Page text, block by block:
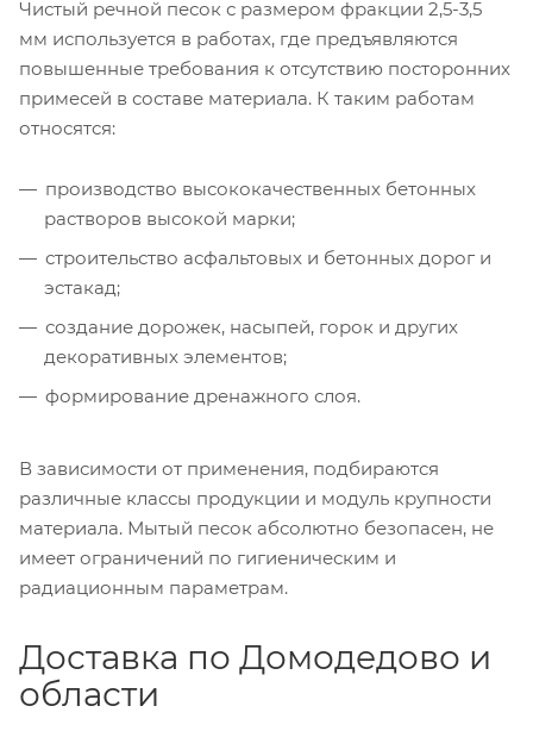
Чистый речной песок с размером фракции 2,5-3,5
мм используется в работах, где предъявляются
повышенные требования к отсутствию посторонних
примесей в составе материала. К таким работам
относятся:
производство высококачественных бетонных
растворов высокой марки;
строительство асфальтовых и бетонных дорог и
эстакад;
создание дорожек, насыпей, горок и других
декоративных элементов;
формирование дренажного слоя.
В зависимости от применения, подбираются
различные классы продукции и модуль крупности
материала. Мытый песок абсолютно безопасен, не
имеет ограничений по гигиеническим и
радиационным параметрам.
Доставка по Домодедово и
области